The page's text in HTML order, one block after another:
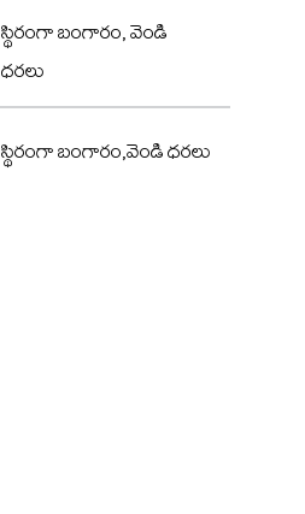
స్థిరంగా బంగారం, వెండి
ధరలు
స్థిరంగా బంగారం,వెండి ధరలు